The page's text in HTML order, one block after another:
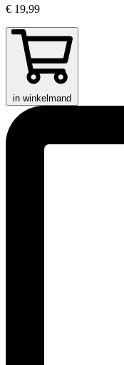
€ 19,99
in winkelmand